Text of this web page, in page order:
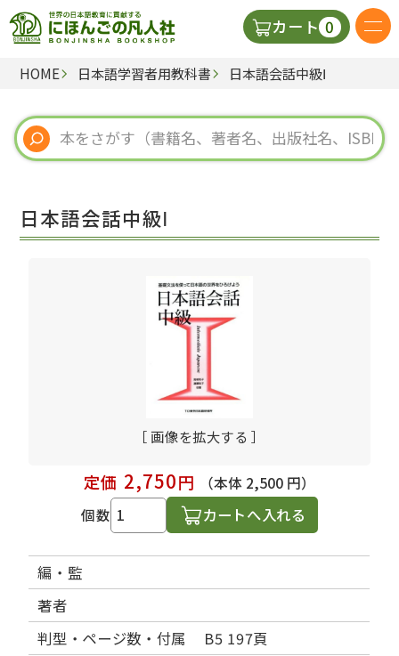
カート 0
日本語の教科書
視聴覚・補助教材
HOME 日本語学習者用教科書 日本語会話中級Ⅰ
日本語会話中級Ⅰ
［ 画像を拡大する ］
定価 2,750円
（本体 2,500 円）
個数
カートへ入れる
編・監
著者
判型・ページ数・付属
B5 197頁